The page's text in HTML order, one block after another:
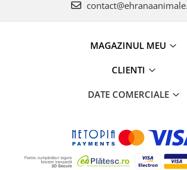
MAGAZINUL MEU
CLIENTI
DATE COMERCIALE